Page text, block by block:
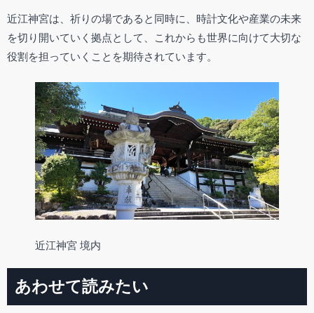
近江神宮は、祈りの場であると同時に、時計文化や産業の未来
を切り開いていく拠点として、これからも世界に向けて大切な
役割を担っていくことを期待されています。
近江神宮 境内
あわせて読みたい